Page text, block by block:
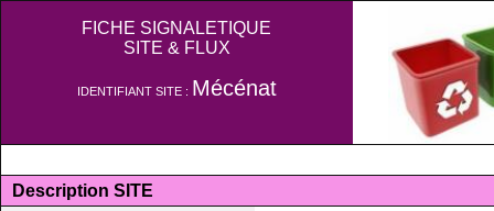
FICHE SIGNALETIQUE
SITE & FLUX
IDENTIFIANT SITE : Mécénat
Description SITE